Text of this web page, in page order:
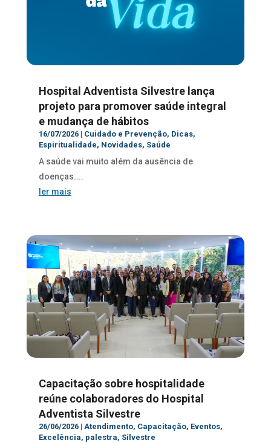
Hospital Adventista Silvestre lança
projeto para promover saúde integral
e mudança de hábitos
16/07/2026| Cuidado e Prevenção, Dicas,
Espiritualidade, Novidades, Saúde
A saúde vai muito além da ausência de
doenças....
ler mais
Capacitação sobre hospitalidade
reúne colaboradores do Hospital
Adventista Silvestre
26/06/2026| Atendimento, Capacitação, Eventos,
Excelência, palestra, Silvestre